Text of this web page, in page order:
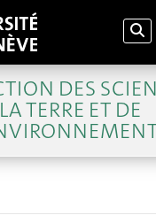
DES
TERRE ET DE